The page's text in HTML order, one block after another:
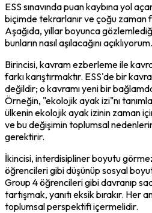
ESS sınavında puan kaybına yol
biçimde tekrarlanır ve çoğu zaman
Aşağıda, yıllar boyunca
bunların nasıl aşılacağını açıklıyorum.
Birincisi, kavram ezberleme ile
farkı karıştırmaktır. ESS'de bir
değildir; o kavramı yeni bir
Örneğin, "ekolojik ayak izi"nı
ülkenin ekolojik ayak izinin zaman
ve bu değişimin toplumsal
gerektirir.
İkincisi, interdisipliner boyutu
öğrencileri gibi düşünüp sosyal
Group 4 öğrencileri gibi davranıp
tartışmak, yanıtı eksik bırakır. Her
toplumsal perspektifi içermelidir.